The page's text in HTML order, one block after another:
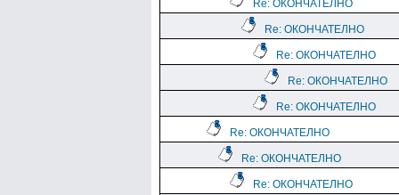
Re: ОКОНЧАТЕЛНО
Re: ОКОНЧАТЕЛНО
Re: ОКОНЧАТЕЛНО
Re: ОКОНЧАТЕЛНО
Re: ОКОНЧАТЕЛНО
Re: ОКОНЧАТЕЛНО
Re: ОКОНЧАТЕЛНО
Re: ОКОНЧАТЕЛНО